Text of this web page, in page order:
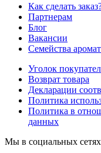
Как сделать
Партнерам
Блог
Вакансии
Семейства
Уголок
Возврат товара
Декларации
Политика
Политика в
данных
Мы в социальных